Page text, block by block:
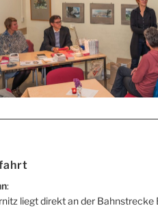
:
liegt direkt an der Bahnstrecke